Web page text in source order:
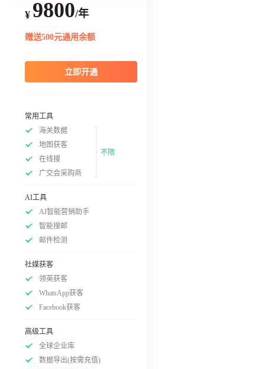
¥ 9800/年
赠送500元通用余额
立即开通
常用工具
海关数据
地图获客
在线搜
广交会采购商
不限
AI工具
AI智能营销助手
智能搜邮
邮件检测
社媒获客
领英获客
WhatsApp获客
Facebook获客
高级工具
全球企业库
数据导出(按需充值)